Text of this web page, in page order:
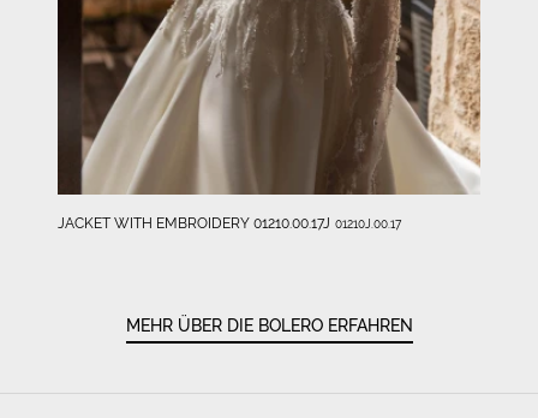
JACKET WITH EMBROIDERY 01210.00.17J 01210J.00.17
MEHR ÜBER DIE BOLERO ERFAHREN